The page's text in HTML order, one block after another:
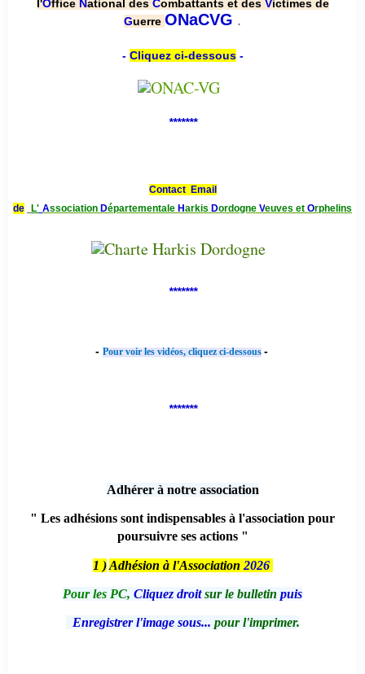
l'Office National des Combattants et des Victimes de
Guerre ONaCVG .
- Cliquez ci-dessous-
*******
Contact Email
de
L' Association Départementale Harkis Dordogne Veuves et Orphelins
*******
- Pour voir les vidéos, cliquez ci-dessous -
*******
Adhérer à notre association
" Les adhésions sont indispensables à l'association pour
poursuivre ses actions "
1 ) Adhésion à l'Association 2026
Pour les PC, Cliquez droitsur le bulletin puis
Enregistrer l'image sous... pour l'imprimer.